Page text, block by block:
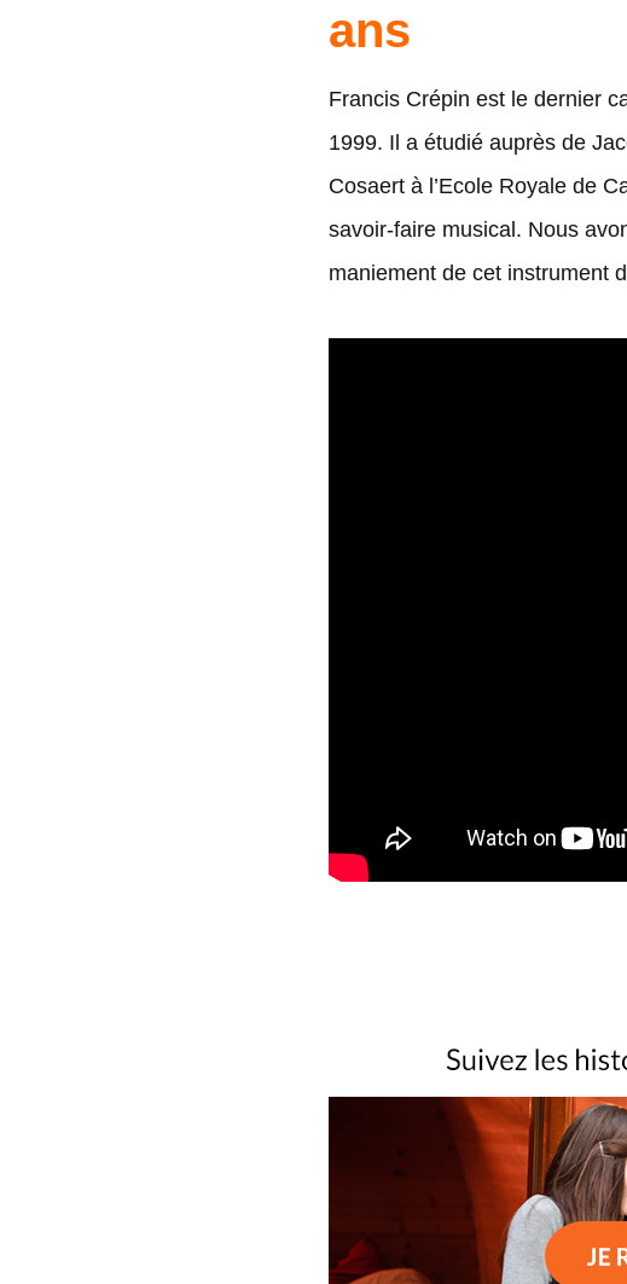
ans
Francis Crépin est le dernier
1999. Il a étudié auprès de
Cosaert à l’Ecole Royale de
savoir-faire musical. Nous
maniement de cet instrument